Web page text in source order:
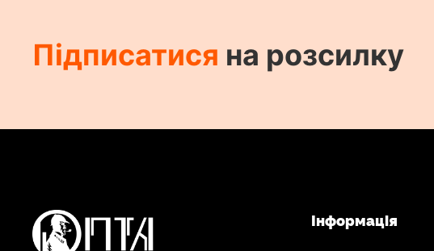
Підписатися на розсилку
Інформація